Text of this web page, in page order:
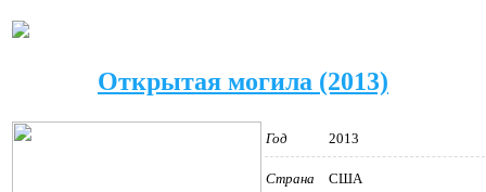
Открытая могила (2013)
Год 2013
Страна США